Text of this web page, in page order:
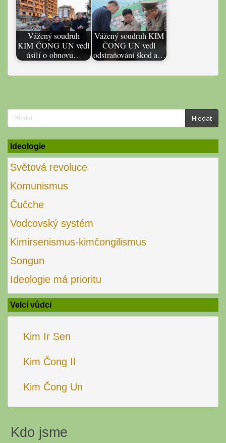
Vážený soudruh
KIM ČONG UN vedl
úsilí o obnovu…
Vážený soudruh KIM
ČONG UN vedl
odstraňování škod a…
Search
for:
Hledat
Ideologie
Světová revoluce
Komunismus
Čučche
Vodcovský systém
Kimirsenismus-kimčongilismus
Songun
Ideologie má prioritu
Velcí vůdci
Kim Ir Sen
Kim Čong Il
Kim Čong Un
Kdo jsme